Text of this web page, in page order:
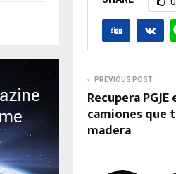
PREVIOUS POST
Recupera
camiones que
madera